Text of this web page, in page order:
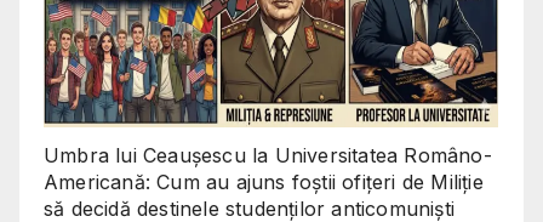
Umbra lui Ceaușescu la Universitatea Româno-
Americană: Cum au ajuns foștii ofițeri de Miliție
să decidă destinele studenților anticomuniști